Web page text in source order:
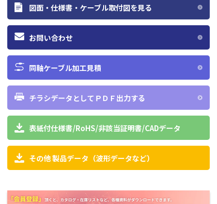
図面・仕様書・ケーブル取付図を見る
お問い合わせ
同軸ケーブル加工見積
チラシデータとしてＰＤＦ出力する
表紙付仕様書/RoHS/非該当証明書/CADデータ
その他 製品データ（波形データなど）